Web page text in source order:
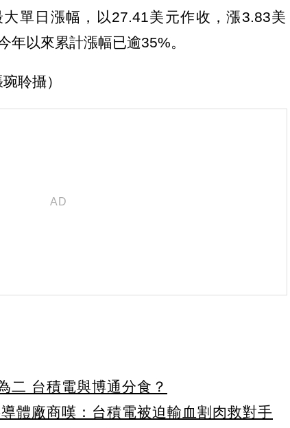
單日漲幅，以27.41美元作收，漲3.83美
年以來累計漲幅已逾35%。
聆攝）
二 台積電與博通分食？
體廠商嘆：台積電被迫輸血割肉救對手